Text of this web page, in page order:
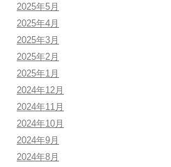
2025年5月
2025年4月
2025年3月
2025年2月
2025年1月
2024年12月
2024年11月
2024年10月
2024年9月
2024年8月